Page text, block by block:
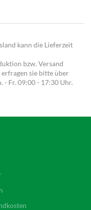
kann die Lieferzeit
bzw. Versand
sie bitte über
- Fr. 09:00 - 17:30 Uhr.